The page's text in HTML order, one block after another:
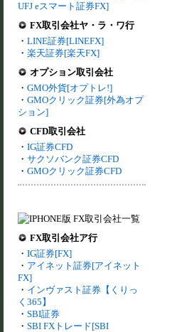
UFJ eスマート証券FX]
FX取引会社ヤ・ラ・ワ行
・ LINE証券[LINEFX]
・ 楽天証券[楽天FX]
オプション取引会社
・ GMO外貨[オプトレ!]
・ GMOクリック証券[外為オプ
ション]
CFD取引会社
・ IG証券CFD
・ サクソバンク証券CFD
・ GMOクリック証券CFD
FX取引会社ア行
・ IG証券[FX]
・ アイネット証券[アイネット
FX]
・ インヴァスト証券【くりっ
く365】
・ SBI証券
・ SBI FXトレード[SBI